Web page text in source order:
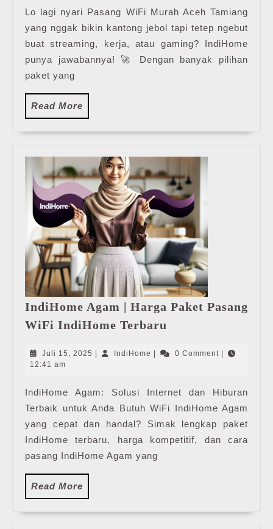
Lo lagi nyari Pasang WiFi Murah Aceh Tamiang
yang nggak bikin kantong jebol tapi tetep ngebut
buat streaming, kerja, atau gaming? IndiHome
punya jawabannya! 🚀 Dengan banyak pilihan
paket yang
Read More
More
IndiHome Agam | Harga Paket Pasang
WiFi IndiHome Terbaru
|
Pasang
WiFi
IndiHome
Terbaru
Juli 15, 2025 Juli
IndiHome IndiHome0 Comment
12:41 am
IndiHome Agam: Solusi Internet dan Hiburan
Terbaik untuk Anda Butuh WiFi IndiHome Agam
yang cepat dan handal? Simak lengkap paket
IndiHome terbaru, harga kompetitif, dan cara
pasang IndiHome Agam yang
Read More
More